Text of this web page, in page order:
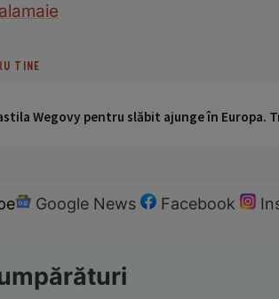
lamaie
TINE
Wegovy pentru slăbit ajunge în Europa.
Google News Facebook